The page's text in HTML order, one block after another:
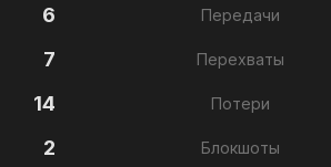
6
Передачи
7
Перехваты
14
Потери
2
Блокшоты